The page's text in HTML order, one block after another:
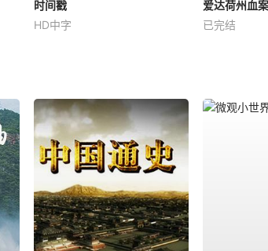
时间戳
HD中字
爱达荷州血
已完结